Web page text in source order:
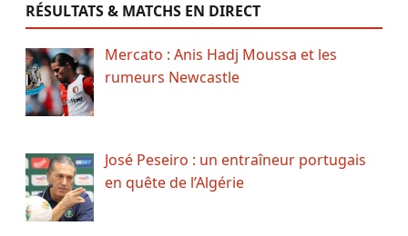
RÉSULTATS & MATCHS EN DIRECT
Mercato : Anis Hadj Moussa et les
rumeurs Newcastle
José Peseiro : un entraîneur portugais
en quête de l’Algérie